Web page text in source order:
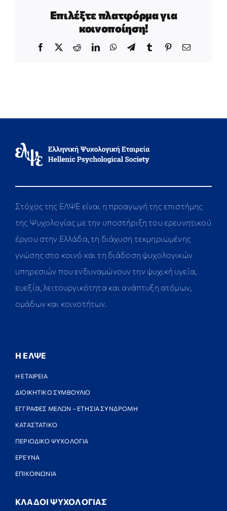
Επιλέξτε πλατφόρμα για
κοινοποίηση!
Facebook RedditLinkedInWhatsApp
TelegramTumblrPinterestEmail
Στόχος της ΕΛΨΕ είναι η προαγωγή της επιστήμης
της Ψυχολογίας με την υποστήριξη του ερευνητικού
έργου στην Ελλάδα, τη διάχυση τεκμηριωμένης
γνώσης στο κοινό και τη διάδοση ψυχολογικών
υπηρεσιών που ενδυναμώνουν την ψυχική υγεία,
ευεξία, λειτουργικότητα και ανάπτυξη ατόμων,
ομάδων και κοινοτήτων.
Η ΕΛΨΕ
Η ΕΤΑΙΡΕΙΑ
ΔΙΟΙΚΗΤΙΚΟ ΣΥΜΒΟΥΛΙΟ
ΕΓΓΡΑΦΕΣ ΜΕΛΩΝ – ΕΤΗΣΙΑ ΣΥΝΔΡΟΜΗ
ΚΑΤΑΣΤΑΤΙΚΟ
ΠΕΡΙΟΔΙΚΟ ΨΥΧΟΛΟΓΙΑ
ΕΡΕΥΝΑ
ΕΠΙΚΟΙΝΩΝΙΑ
ΚΛΑΔΟΙ ΨΥΧΟΛΟΓΙΑΣ